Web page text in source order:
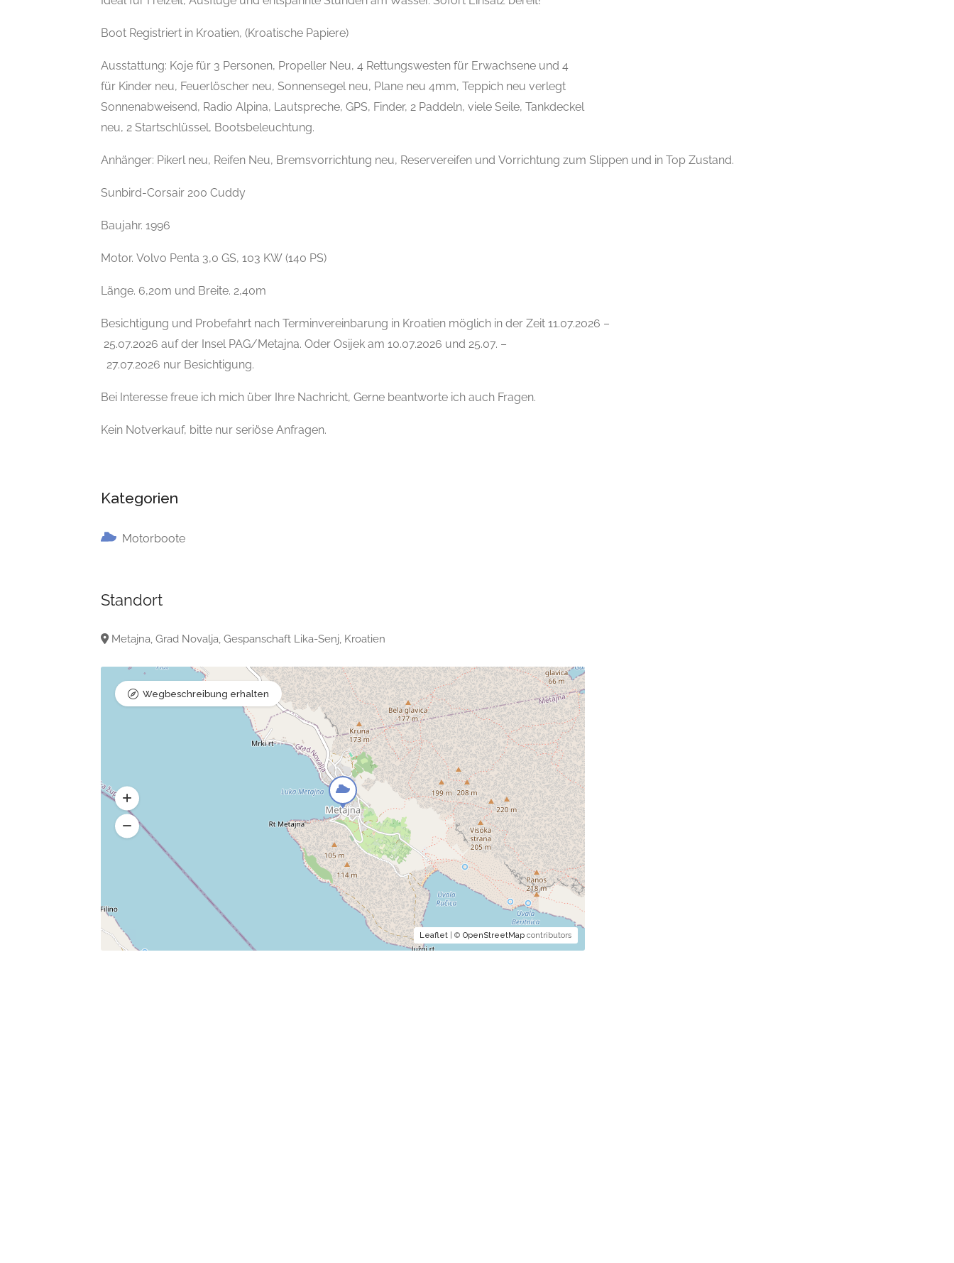
Boot Registriert in Kroatien, (Kroatische Papiere)
Ausstattung: Koje für 3 Personen, Propeller Neu, 4 Rettungswesten für Erwachsene und 4
für Kinder neu, Feuerlöscher neu, Sonnensegel neu, Plane neu 4mm, Teppich neu verlegt
Sonnenabweisend, Radio Alpina, Lautspreche, GPS, Finder, 2 Paddeln, viele Seile, Tankdeckel
neu, 2 Startschlüssel, Bootsbeleuchtung.
Anhänger: Pikerl neu, Reifen Neu, Bremsvorrichtung neu, Reservereifen und Vorrichtung zum Slippen und in Top Zustand.
Sunbird-Corsair 200 Cuddy
Baujahr. 1996
Motor. Volvo Penta 3,0 GS, 103 KW (140 PS)
Länge. 6,20m und Breite. 2,40m
Besichtigung und Probefahrt nach Terminvereinbarung in Kroatien möglich in der Zeit 11.07.2026 –
25.07.2026 auf der Insel PAG/Metajna. Oder Osijek am 10.07.2026 und 25.07. –
27.07.2026 nur Besichtigung.
Bei Interesse freue ich mich über Ihre Nachricht, Gerne beantworte ich auch Fragen.
Kein Notverkauf, bitte nur seriöse Anfragen.
Kategorien
Motorboote
Standort
Metajna, Grad Novalja, Gespanschaft Lika-Senj, Kroatien
Leaflet| © OpenStreetMapcontributors
Wegbeschreibung erhalten